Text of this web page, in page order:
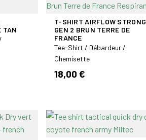
TAN
T-SHIRT AIRFLOW STRONG
GEN 2 BRUN TERRE DE
FRANCE
Tee-Shirt / Débardeur /
Chemisette
18,00 €